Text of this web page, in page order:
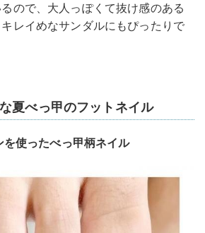
ので、大人っぽくて抜け感のある
レイめなサンダルにもぴったりで
夏べっ甲のフットネイル
使ったべっ甲柄ネイル